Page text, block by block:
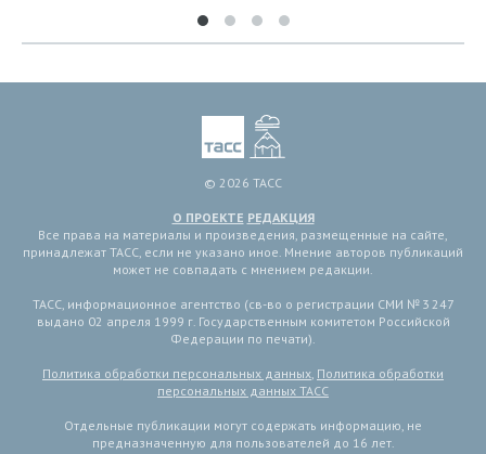
© 2026 ТАСС
О ПРОЕКТЕ РЕДАКЦИЯ
Все права на материалы и произведения, размещенные на сайте,
принадлежат ТАСС, если не указано иное. Мнение авторов публикаций
может не совпадать с мнением редакции.
ТАСС, информационное агентство (св-во о регистрации СМИ № 3 247
выдано 02 апреля 1999 г. Государственным комитетом Российской
Федерации по печати).
Политика обработки персональных данных, Политика обработки
персональных данных ТАСС
Отдельные публикации могут содержать информацию, не
предназначенную для пользователей до 16 лет.